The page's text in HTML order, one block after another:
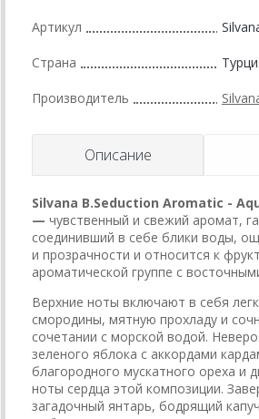
Артикул
Страна
Производитель
Описание
Silvana B.Seduction Aromatic -
— чувственный и свежий аромат,
соединивший в себе блики воды,
и прозрачности и относится к
ароматической группе с
Верхние ноты включают в себя
смородины, мятную прохладу и
сочетании с морской водой.
зеленого яблока с аккордами
благородного мускатного ореха и
ноты сердца этой композиции.
загадочный янтарь, бодрящий